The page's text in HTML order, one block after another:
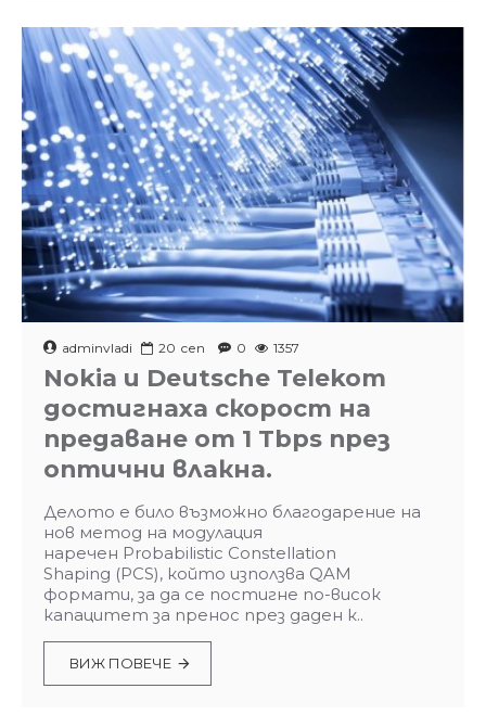
adminvladi 20 сеп 0 1357
Nokia и Deutsche Telekom
достигнаха скорост на
предаване от 1 Tbps през
оптични влакна.
Делото е било възможно благодарение на
нов метод на модулация
наречен Probabilistic Constellation
Shaping (PCS), който използва QAM
формати, за да се постигне по-висок
капацитет за пренос през даден к..
ВИЖ ПОВЕЧЕ